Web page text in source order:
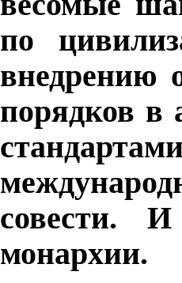
по
внедрению
порядков в
совести.
монархии.